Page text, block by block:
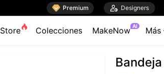
 Premium  Designers
Store Colecciones MakeNow AI Más